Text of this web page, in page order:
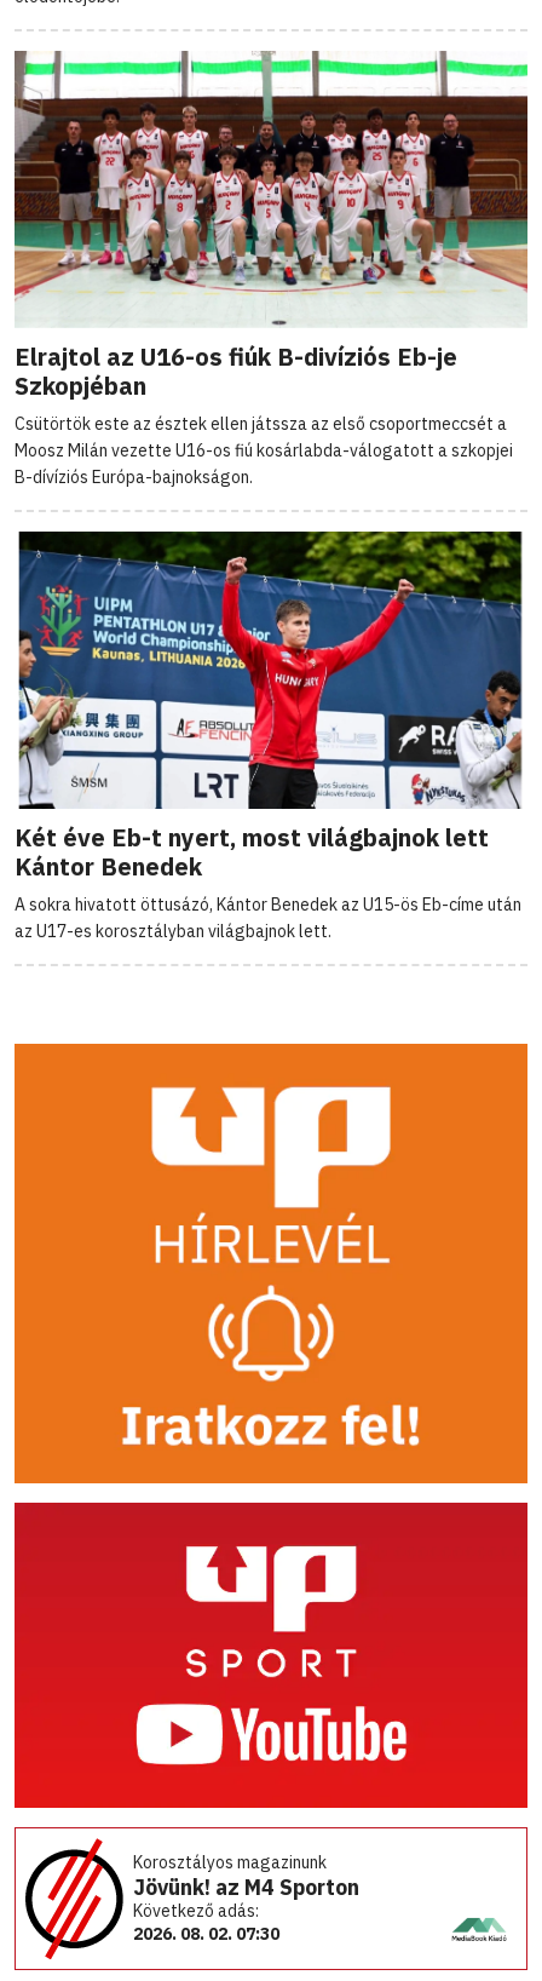
Elrajtol az U16-os fiúk B-divíziós Eb-je
Szkopjéban
Csütörtök este az észtek ellen játssza az első csoportmeccsét a
Moosz Milán vezette U16-os fiú kosárlabda-válogatott a szkopjei
B-dívíziós Európa-bajnokságon.
Két éve Eb-t nyert, most világbajnok lett
Kántor Benedek
A sokra hivatott öttusázó, Kántor Benedek az U15-ös Eb-címe után
az U17-es korosztályban világbajnok lett.
Korosztályos magazinunk
Jövünk! az M4 Sporton
Következő adás:
2026. 08. 02. 07:30